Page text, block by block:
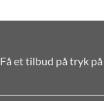
Få et tilbud på tryk